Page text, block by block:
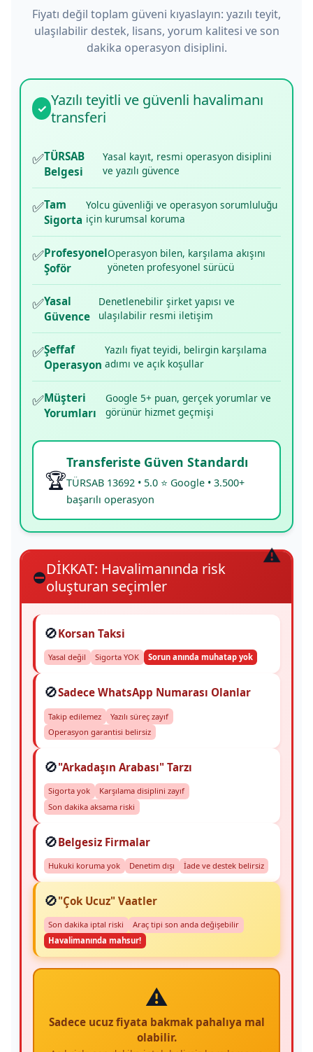
Fiyatı değil toplam güveni kıyaslayın: yazılı teyit,
ulaşılabilir destek, lisans, yorum kalitesi ve son
dakika operasyon disiplini.
✓ Yazılı teyitli ve güvenli havalimanı
transferi
✅TÜRSAB
Belgesi
Yasal kayıt, resmi operasyon disiplini
ve yazılı güvence
✅Tam
Sigorta
Yolcu güvenliği ve operasyon sorumluluğu
için kurumsal koruma
✅Profesyonel
Şoför
Operasyon bilen, karşılama akışını
yöneten profesyonel sürücü
✅Yasal
Güvence
Denetlenebilir şirket yapısı ve
ulaşılabilir resmi iletişim
✅Şeffaf
Operasyon
Yazılı fiyat teyidi, belirgin karşılama
adımı ve açık koşullar
✅Müşteri
Yorumları
Google 5+ puan, gerçek yorumlar ve
görünür hizmet geçmişi
🏆
Transferiste Güven Standardı
TÜRSAB 13692 • 5.0 ⭐ Google • 3.500+
başarılı operasyon
⛔DİKKAT: Havalimanında risk
oluşturan seçimler
🚫Korsan Taksi
Yasal değil Sigorta YOK Sorun anında muhatap yok
🚫Sadece WhatsApp Numarası Olanlar
Takip edilemez
Yazılı süreç zayıf
Operasyon garantisi belirsiz
🚫"Arkadaşın Arabası" Tarzı
Sigorta yok
Karşılama disiplini zayıf
Son dakika aksama riski
🚫Belgesiz Firmalar
Hukuki koruma yok Denetim dışı İade ve destek belirsiz
🚫"Çok Ucuz" Vaatler
Son dakika iptal riski
Araç tipi son anda değişebilir
Havalimanında mahsur!
⚠️
Sadece ucuz fiyata bakmak pahalıya mal
olabilir.